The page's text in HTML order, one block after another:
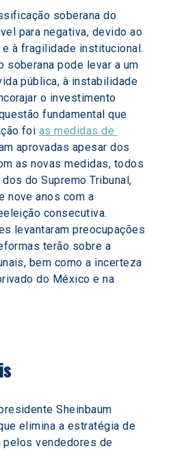
soberana do
para negativa, devido ao
à fragilidade institucional.
soberana pode levar a um
pública, à instabilidade
o investimento
fundamental que
foi as medidas de
aprovadas apesar dos
as novas medidas, todos
do Supremo Tribunal,
nove anos com a
consecutiva.
levantaram preocupações
terão sobre a
bem como a incerteza
do México e na
Sheinbaum
elimina a estratégia de
pelos vendedores de